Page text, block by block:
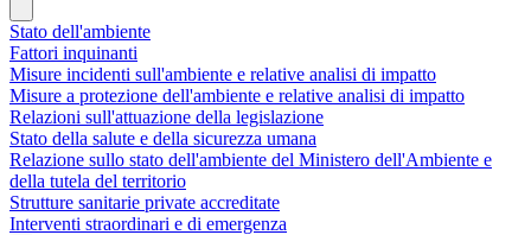
Stato dell'ambiente
Fattori inquinanti
Misure incidenti sull'ambiente e relative analisi di impatto
Misure a protezione dell'ambiente e relative analisi di impatto
Relazioni sull'attuazione della legislazione
Stato della salute e della sicurezza umana
Relazione sullo stato dell'ambiente del Ministero dell'Ambiente e
della tutela del territorio
Strutture sanitarie private accreditate
Interventi straordinari e di emergenza